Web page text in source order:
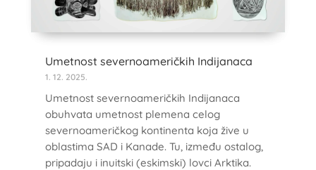
Umetnost severnoameričkih Indijanaca
1. 12. 2025.
Umetnost severnoameričkih Indijanaca
obuhvata umetnost plemena celog
severnoameričkog kontinenta koja žive u
oblastima SAD i Kanade. Tu, između ostalog,
pripadaju i inuitski (eskimski) lovci Arktika.